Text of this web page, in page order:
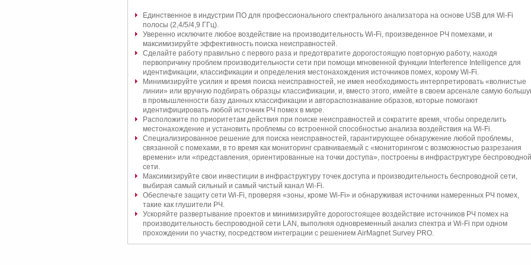
Единственное в индустрии ПО для профессионального спектрального анализатора на основе USB для Wi-Fi
полосы (2,4/5/4,9 ГГц).
Уверенно исключите любое воздействие на производительность Wi-Fi, произведенное РЧ помехами, и
максимизируйте эффективность поиска неисправностей.
Сделайте работу правильно с первого раза и предотвратите дорогостоящую повторную работу, находя
первопричину проблем производительности сети при помощи мгновенной функции Interference Intelligence для
идентификации, классификации и определения местонахождения источников помех, корому Wi-Fi.
Минимизируйте усилия и время поиска неисправностей, не имея необходимость интерпретировать «волнистые
линии» или вручную подбирать образцы классификации, и, вместо этого, имейте в своем арсенале самую
в промышленности базу данных классификации и автораспознавание образов, которые помогают
идентифицировать любой источник РЧ помех в мире.
Расположите по приоритетам действия при поиске неисправностей и сократите время, чтобы определить
местонахождение и установить проблемы со встроенной способностью анализа воздействия на Wi-Fi.
Специализированное решение для поиска неисправностей, гарантирующее обнаружение любой проблемы,
связанной с помехами, в то время как мониторинг сравниваемый с «мониторингом с возможностью разрезания
времени» или «представления, ориентированные на точки доступа», построены в инфраструктуре беспроводной
сети.
Максимизируйте свои инвестиции в инфраструктуру точек доступа и производительность беспроводной сети,
выбирая самый сильный и самый чистый канал Wi-Fi.
Обеспечьте защиту сети Wi-Fi, проверяя «зоны, кроме Wi-Fi» и обнаруживая источники намеренных РЧ помех,
такие как глушители РЧ.
Ускоряйте развертывание проектов и минимизируйте дорогостоящее воздействие источников РЧ помех на
производительность беспроводной сети LAN, выполняя одновременный анализ спектра и Wi-Fi при одном
прохождении по участку, посредством интеграции с решением AirMagnet Survey PRO.